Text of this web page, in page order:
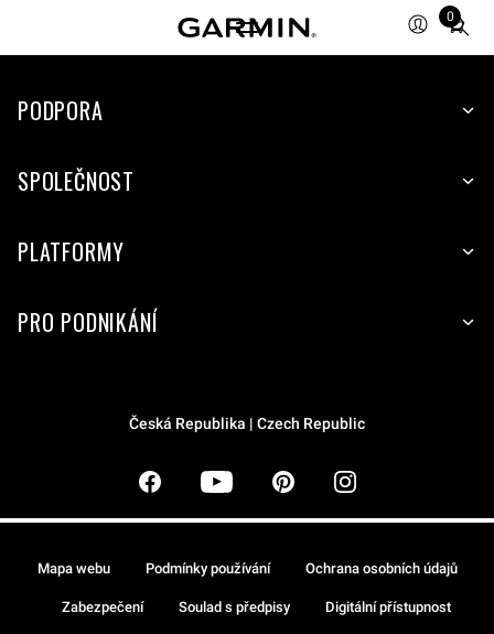
0
Total
items
cart:
PODPORA
SPOLEČNOST
PLATFORMY
PRO PODNIKÁNÍ
Česká Republika | Czech Republic
Mapa webu Podmínky používání Ochrana osobních údajů
Zabezpečení Soulad s předpisy Digitální přístupnost